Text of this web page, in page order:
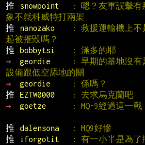
推
snowpoint
: 嗯？友軍誤擊有
象不就科威特打兩架
推
nanozako
: 救援運輸機上不
起被摧毀嗎？
推
bobbytsi : 滿多的耶
→
geordie
: 早期的基地沒有
設備跟低空舔地的關
→
geordie : 係嗎？
推
EZTW0000 : 去求烏克蘭吧
→
goetze
: MQ-9經過這一
推
dalensona : MQ9好慘
推
iforgotit
: 有一小半是為了